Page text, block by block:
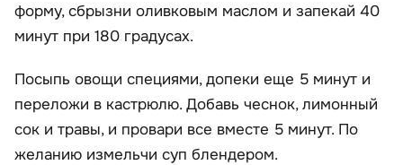
форму, сбрызни оливковым маслом и запекай 40
минут при 180 градусах.
Посыпь овощи специями, допеки еще 5 минут и
переложи в кастрюлю. Добавь чеснок, лимонный
сок и травы, и провари все вместе 5 минут. По
желанию измельчи суп блендером.